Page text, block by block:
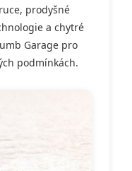
prodyšné
a chytré
Garage pro
podmínkách.